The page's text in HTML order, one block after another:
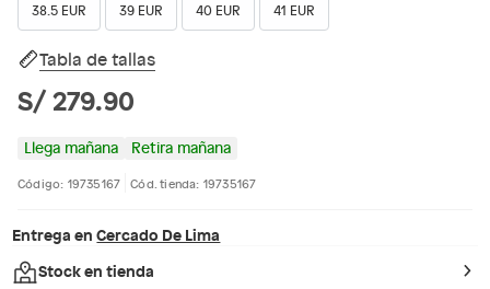
38.5 EUR 39 EUR 40 EUR 41 EUR
Tabla de tallas
S/ 279.90
Llega mañana Retira mañana
Código: 19735167 Cód. tienda: 19735167
Entrega en Cercado De Lima
Stock en tienda